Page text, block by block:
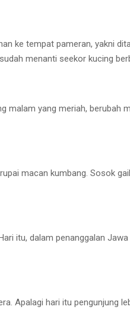
ke tempat pameran, yakni
menanti seekor kucing
malam yang meriah, berubah
macan kumbang. Sosok
itu, dalam penanggalan
Apalagi hari itu pengunjung